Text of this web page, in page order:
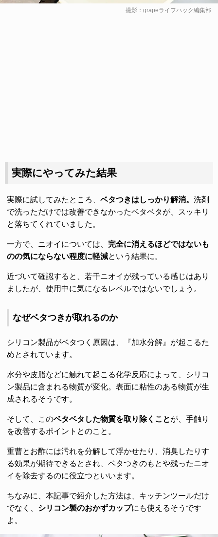
撮影：grapeライフハック編集部
実際にやってみた結果
実際に試してみたところ、 ベタつきはしっかり解消。 洗剤
で洗っただけでは改善できなかったベタベタが、スッキリ
と落ちてくれていました。
一方で、ニオイについては、 完全に消えるほどではないも
のの気にならない程度に軽減という結果に。
近づいて確認すると、若干ニオイが残っている感じはあり
ましたが、使用中に気になるレベルではないでしょう。
なぜベタつきが取れるのか
シリコン製品がベタつく原因は、『加水分解』が起こるた
めとされています。
水分や皮脂などに触れて起こる化学反応によって、シリコ
ン製品に含まれる物質が変化。表面に粘性のある物質が生
成されるそうです。
そして、このベタベタした物質を取り除くことが、手触り
を改善するポイントとのこと。
重曹とお酢には汚れを分解して浮かせたり、消臭したりす
る効果が期待できるとされ、ベタつきのもとや残ったニオ
イを除去するのに役立つといいます。
ちなみに、本記事で紹介した方法は、キッチンツールだけ
でなく、 シリコン製のおかずカップにも使えるそうです
よ。